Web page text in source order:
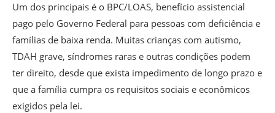
Um dos principais é o BPC/LOAS, benefício assistencial
pago pelo Governo Federal para pessoas com deficiência e
famílias de baixa renda. Muitas crianças com autismo,
TDAH grave, síndromes raras e outras condições podem
ter direito, desde que exista impedimento de longo prazo e
que a família cumpra os requisitos sociais e econômicos
exigidos pela lei.